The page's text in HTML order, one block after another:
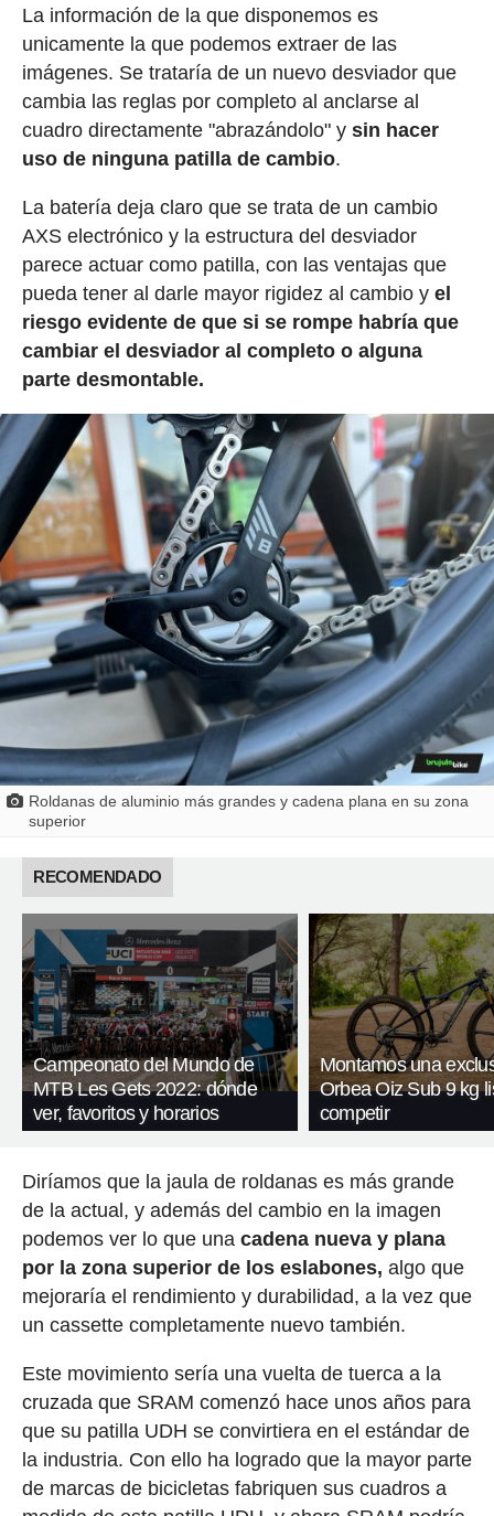
La información de la que disponemos es
unicamente la que podemos extraer de las
imágenes. Se trataría de un nuevo desviador que
cambia las reglas por completo al anclarse al
cuadro directamente "abrazándolo" y sin hacer
uso de ninguna patilla de cambio.
La batería deja claro que se trata de un cambio
AXS electrónico y la estructura del desviador
parece actuar como patilla, con las ventajas que
pueda tener al darle mayor rigidez al cambio y el
riesgo evidente de que si se rompe habría que
cambiar el desviador al completo o alguna
parte desmontable.
Roldanas de aluminio más grandes y cadena plana en su zona
superior
RECOMENDADO
Campeonato del Mundo de
MTB Les Gets 2022: dónde
ver, favoritos y horarios
Montamos una
Orbea Oiz Sub 9 kg
competir
Diríamos que la jaula de roldanas es más grande
de la actual, y además del cambio en la imagen
podemos ver lo que una cadena nueva y plana
por la zona superior de los eslabones, algo que
mejoraría el rendimiento y durabilidad, a la vez que
un cassette completamente nuevo también.
Este movimiento sería una vuelta de tuerca a la
cruzada que SRAM comenzó hace unos años para
que su patilla UDH se convirtiera en el estándar de
la industria. Con ello ha logrado que la mayor parte
de marcas de bicicletas fabriquen sus cuadros a